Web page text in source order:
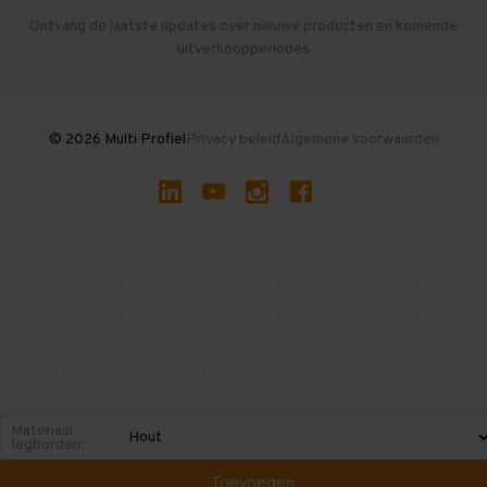
Gebruikte entresolvloeren
Ontvang de laatste updates over nieuwe producten en komende
uitverkoopperiodes
© 2026 Multi ProfielPrivacy beleidAlgemene voorwaarden
Materiaal
legborden:
Toevoegen